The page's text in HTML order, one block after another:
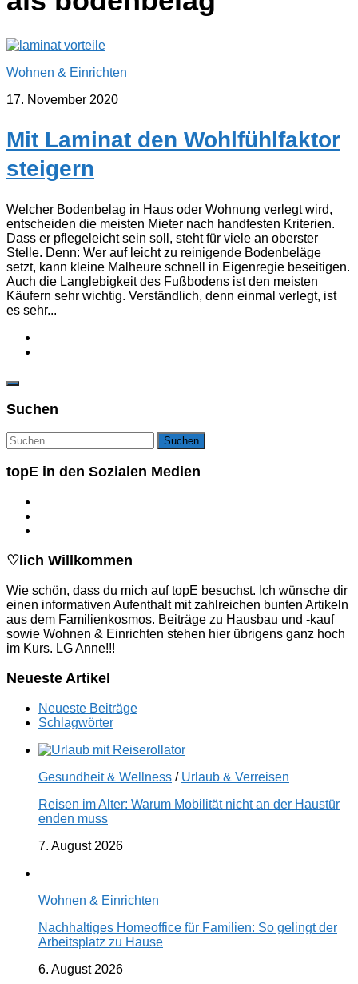
Wohnen & Einrichten
17. November 2020
Mit Laminat den Wohlfühlfaktor
steigern
Welcher Bodenbelag in Haus oder Wohnung verlegt wird,
entscheiden die meisten Mieter nach handfesten Kriterien.
Dass er pflegeleicht sein soll, steht für viele an oberster
Stelle. Denn: Wer auf leicht zu reinigende Bodenbeläge
setzt, kann kleine Malheure schnell in Eigenregie beseitigen.
Auch die Langlebigkeit des Fußbodens ist den meisten
Käufern sehr wichtig. Verständlich, denn einmal verlegt, ist
es sehr...
Suchen
Suchen
nach:
topE in den Sozialen Medien
♡lich Willkommen
Wie schön, dass du mich auf topE besuchst. Ich wünsche dir
einen informativen Aufenthalt mit zahlreichen bunten Artikeln
aus dem Familienkosmos. Beiträge zu Hausbau und -kauf
sowie Wohnen & Einrichten stehen hier übrigens ganz hoch
im Kurs. LG Anne!!!
Neueste Artikel
Neueste Beiträge
Schlagwörter
Gesundheit & Wellness / Urlaub & Verreisen
Reisen im Alter: Warum Mobilität nicht an der Haustür
enden muss
7. August 2026
Wohnen & Einrichten
Nachhaltiges Homeoffice für Familien: So gelingt der
Arbeitsplatz zu Hause
6. August 2026